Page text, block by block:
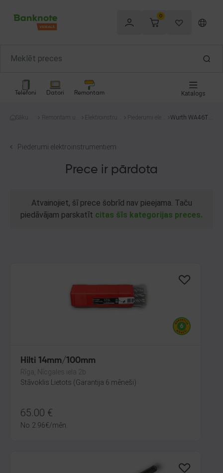
0
Telefoni Datori Remontam Katalogs
Sākum
Remontam un
Elektroinstru
Piederumi elekt
Wurth WA46TB
Piederumi elektroinstrumentiem
Prece ir pārdota
Atvainojiet, šī prece šobrīd nav pieejama. Taču
piedāvājam parskatīt citas šīs kategorijas preces.
Hilti 14mm/100mm
Rīga, Nīcgales iela 2b
Stāvoklis Lietots (Garantija 6 mēneši)
65.00 €
No 2.96€/mēn.